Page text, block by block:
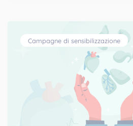
Campagne di sensibilizzazione